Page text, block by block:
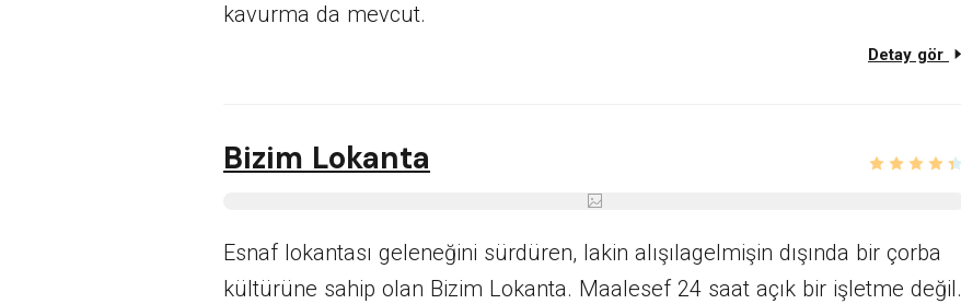
kavurma da mevcut.
Detay gör
Bizim Lokanta
Esnaf lokantası geleneğini sürdüren, lakin alışılagelmişin dışında bir çorba
kültürüne sahip olan Bizim Lokanta. Maalesef 24 saat açık bir işletme değil.